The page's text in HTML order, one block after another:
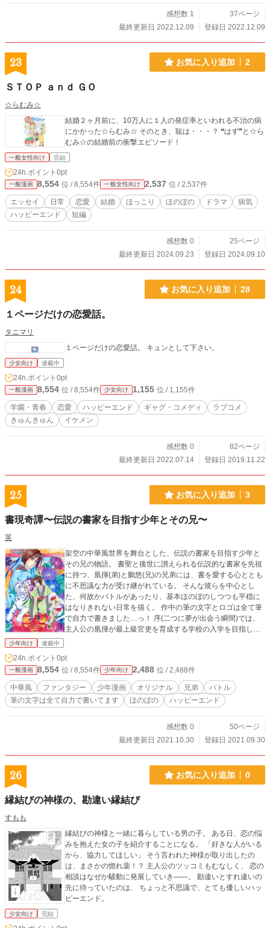
感想数 1
37ページ
最終更新日 2022.12.09
登録日 2022.12.09
23 お気に入り追加 2
ＳＴＯＰ ａｎｄ ＧＯ
☆らむみ☆
結婚２ヶ月前に、10万人に１人の発症率といわれる不治の病
にかかった☆らむみ☆ そのとき、聡は・・・？ ❝はず❞と☆ら
むみ☆の結婚前の衝撃エピソード！
一般女性向け 完結
24h.ポイント 0pt
一般漫画 8,554 位 / 8,554件 一般女性向け 2,537 位 / 2,537件
エッセイ 日常 恋愛 結婚 ほっこり ほのぼの ドラマ
病気
ハッピーエンド
短編
感想数 0
25ページ
最終更新日 2024.09.23
登録日 2024.09.10
24 お気に入り追加 28
１ページだけの恋愛話。
タニマリ
１ページだけの恋愛話。 キュンとして下さい。
少女向け 連載中
24h.ポイント 0pt
一般漫画 8,554 位 / 8,554件 少女向け 1,155 位 / 1,155件
学園・青春 恋愛 ハッピーエンド ギャグ・コメディ
ラブコメ
きゅんきゅん
イケメン
感想数 0
82ページ
最終更新日 2022.07.14
登録日 2019.11.22
25 お気に入り追加 3
書現奇譚〜伝説の書家を目指す少年とその兄〜
英
架空の中華風世界を舞台とした、伝説の書家を目指す少年と
その兄の物語。 書聖と後世に讃えられる伝説的な書家を先祖
に持つ、凰揮(弟)と鵬悠(兄)の兄弟には、書を愛する心ととも
に不思議な力が受け継がれている。 そんな彼らを中心とし
た、何故かバトルがあったり、基本ほのぼのしつつも平穏に
はなりきれない日常を描く。 作中の筆の文字とロゴは全て筆
で自力で書きました…っ！ 序(二つに夢が出会う瞬間)では、
主人公の凰揮が最上級官吏を育成する学校の入学を目指し
を卒業して実家に帰ってきており、弟の家庭教師をしていま
す。 実は色々とチートなお兄さん♪
少年向け 連載中
24h.ポイント 0pt
一般漫画 8,554 位 / 8,554件 少年向け 2,488 位 / 2,488件
中華風 ファンタジー 少年漫画 オリジナル 兄弟
バトル
筆の文字は全て自力で書いてます
ほのぼの ハッピーエンド
感想数 0
50ページ
最終更新日 2021.10.30
登録日 2021.09.30
26 お気に入り追加 0
縁結びの神様の、勘違い縁結び
すもも
縁結びの神様と一緒に暮らしている男の子。 ある日、恋の悩
みを抱えた女の子を紹介することになる。 「好きな人がいる
から、協力してほしい」 そう言われた神様が取り出したの
は、まさかの惚れ薬！？ 主人公のツッコミもむなしく、 恋の
相談はなぜか騒動に発展していき――。 勘違いとすれ違いの
先に待っていたのは、 ちょっと不思議で、とても優しいハッ
ピーエンド。
少女向け 完結